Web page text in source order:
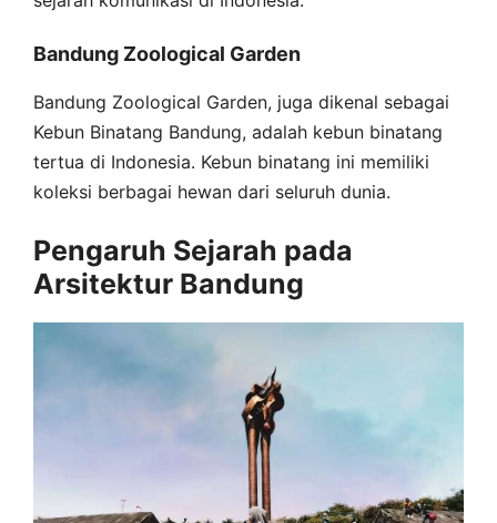
Bandung Zoological Garden
Bandung Zoological Garden, juga dikenal sebagai
Kebun Binatang Bandung, adalah kebun binatang
tertua di Indonesia. Kebun binatang ini memiliki
koleksi berbagai hewan dari seluruh dunia.
Pengaruh Sejarah pada
Arsitektur Bandung